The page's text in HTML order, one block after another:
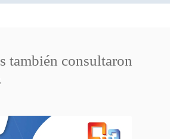
también consultaron